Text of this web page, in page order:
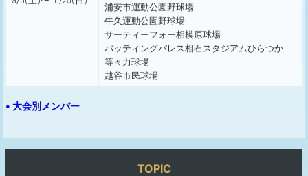
浦安市運動公園野球場
牛久運動公園野球場
サーティーフォー相模原球場
バッティングパレス相石スタジアムひらつか
等々力球場
越谷市民球場
• 大会別メンバー
TOPIC